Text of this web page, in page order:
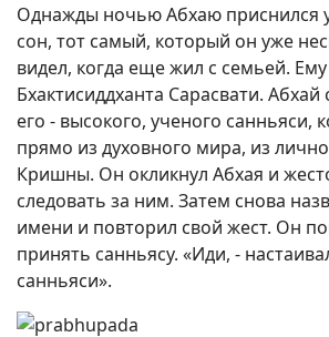
Однажды ночью Абхаю приснился
сон, тот самый, который он уже
видел, когда еще жил с семьей.
Бхактисиддханта Сарасвати. Абхай
его - высокого, ученого санньяси,
прямо из духовного мира, из
Кришны. Он окликнул Абхая и
следовать за ним. Затем снова
имени и повторил свой жест. Он
принять санньясу. «Иди, -
санньяси».